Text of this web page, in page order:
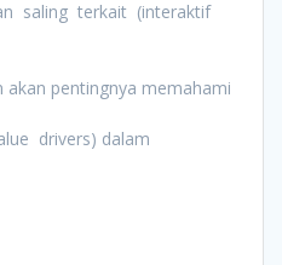
saling terkait (interaktif
pentingnya memahami
drivers) dalam